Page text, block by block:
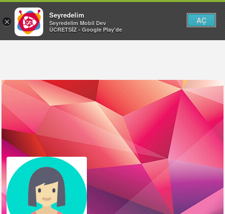
×
Seyredelim
Seyredelim Mobil Dev
ÜCRETSİZ - Google Play'de
AÇ